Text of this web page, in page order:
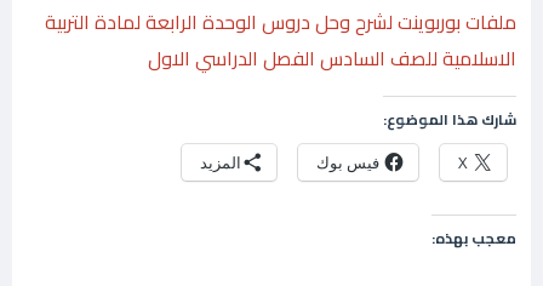
ملفات بوربوينت لشرح وحل دروس الوحدة الرابعة لمادة التربية
الاسلامية للصف السادس الفصل الدراسي الاول
شارك هذا الموضوع:
X فيس بوك المزيد
معجب بهذه: